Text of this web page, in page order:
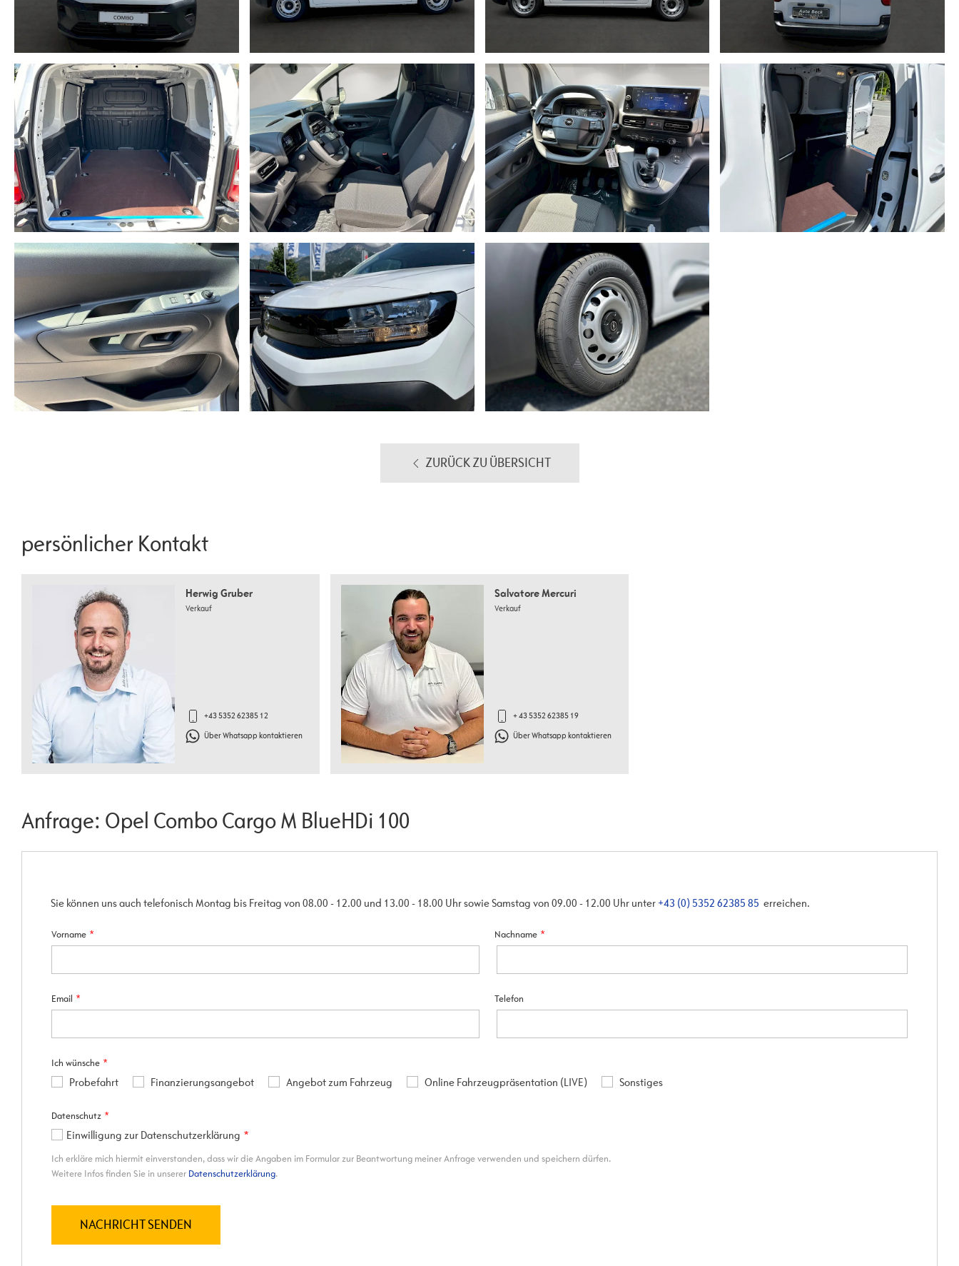
ZURÜCK ZU ÜBERSICHT
persönlicher Kontakt
Herwig Gruber
Verkauf
+43 5352 62385 12
Über Whatsapp kontaktieren
Salvatore Mercuri
Verkauf
+ 43 5352 62385 19
Über Whatsapp kontaktieren
Anfrage: Opel Combo Cargo M BlueHDi 100
Sie können uns auch telefonisch Montag bis Freitag von 08.00 - 12.00 und 13.00 - 18.00 Uhr sowie Samstag von 09.00 - 12.00 Uhr unter +43 (0) 5352 62385 85 erreichen.